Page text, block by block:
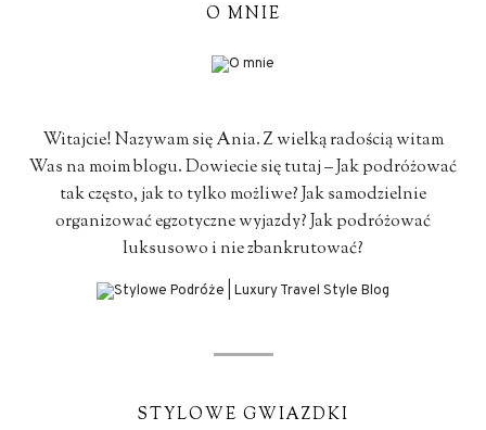
O MNIE
Witajcie! Nazywam się Ania. Z wielką radością witam
Was na moim blogu. Dowiecie się tutaj – Jak podróżować
tak często, jak to tylko możliwe? Jak samodzielnie
organizować egzotyczne wyjazdy? Jak podróżować
luksusowo i nie zbankrutować?
STYLOWE GWIAZDKI